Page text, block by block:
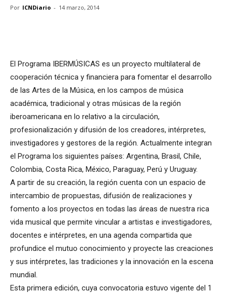
Por ICNDiario - 14 marzo, 2014
El Programa IBERMÚSICAS es un proyecto multilateral de
cooperación técnica y financiera para fomentar el desarrollo
de las Artes de la Música, en los campos de música
académica, tradicional y otras músicas de la región
iberoamericana en lo relativo a la circulación,
profesionalización y difusión de los creadores, intérpretes,
investigadores y gestores de la región. Actualmente integran
el Programa los siguientes países: Argentina, Brasil, Chile,
Colombia, Costa Rica, México, Paraguay, Perú y Uruguay.
A partir de su creación, la región cuenta con un espacio de
intercambio de propuestas, difusión de realizaciones y
fomento a los proyectos en todas las áreas de nuestra rica
vida musical que permite vincular a artistas e investigadores,
docentes e intérpretes, en una agenda compartida que
profundice el mutuo conocimiento y proyecte las creaciones
y sus intérpretes, las tradiciones y la innovación en la escena
mundial.
Esta primera edición, cuya convocatoria estuvo vigente del 1